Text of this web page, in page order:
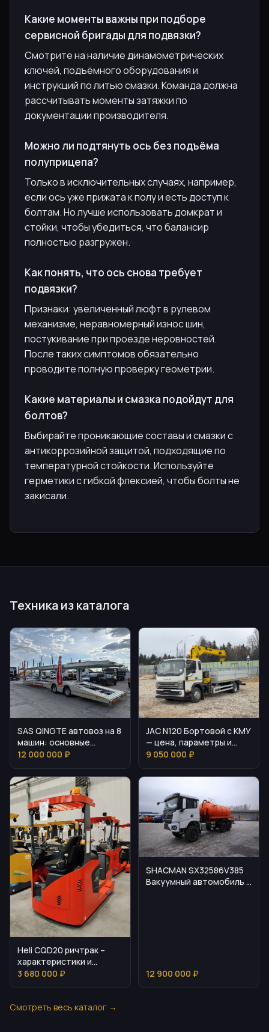
Какие моменты важны при подборе
сервисной бригады для подвязки?
Смотрите на наличие динамометрических
ключей, подъёмного оборудования и
инструкций по литью смазки. Команда должна
рассчитывать моменты затяжки по
документации производителя.
Можно ли подтянуть ось без подъёма
полуприцепа?
Только в исключительных случаях, например,
если ось уже прижата к полу и есть доступ к
болтам. Но лучше использовать домкрат и
стойки, чтобы убедиться, что балансир
полностью разгружен.
Как понять, что ось снова требует
подвязки?
Признаки: увеличенный люфт в рулевом
механизме, неравномерный износ шин,
постукивание при проезде неровностей.
После таких симптомов обязательно
проводите полную проверку геометрии.
Какие материалы и смазка подойдут для
болтов?
Выбирайте проникающие составы и смазки с
антикоррозийной защитой, подходящие по
температурной стойкости. Используйте
герметики с гибкой флексией, чтобы болты не
закисали.
Техника из каталога
SAS QINGTE автовоз на 8
машин: основные
параметры и
12 000 000 ₽
JAC N120 Бортовой с КМУ
— цена, параметры и
подбор
9 050 000 ₽
Heli CQD20 ричтрак –
характеристики и
подбор
3 680 000 ₽
SHACMAN SX32586V385
Вакуумный автомобиль с
12 900 000 ₽
Смотреть весь каталог →